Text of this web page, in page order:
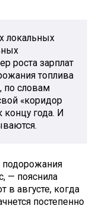
локальных
роста зарплат
топлива
по словам
«коридор
года. И
подорожания
— пояснила
в августе, когда
постепенно